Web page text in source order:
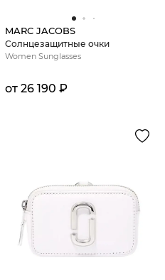
MARC JACOBS
Солнцезащитные очки
Women Sunglasses
от 26 190 ₽